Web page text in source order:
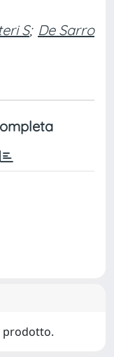
S; De Sarro
prodotto.